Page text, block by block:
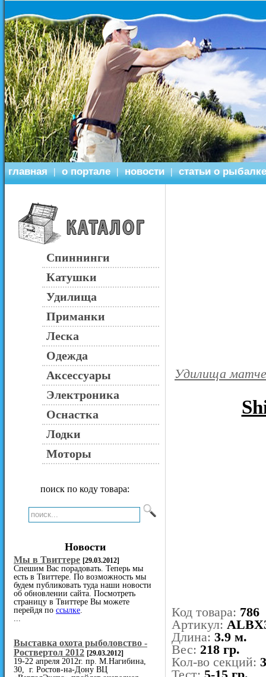
главная | о портале | новости | статьи о рыбалке
Спиннинги
Катушки
Удилища
Приманки
Леска
Одежда
Аксессуары
Электроника
Оснастка
Лодки
Моторы
поиск по коду товара:
Новости
Мы в Твиттере [29.03.2012]
Спешим Вас порадовать. Теперь мы
есть в Твиттере. По возможность мы
будем публиковать туда наши новости
об обновлении сайта. Посмотреть
страницу в Твиттере Вы можете
перейдя по ссылке
Выставка охота рыболовство -
Роствертол 2012 [29.03.2012]
19-22 апреля 2012г. пр. М.Нагибина,
30, г. Ростов-на-Дону ВЦ
Удилища
Код товара: 786
Артикул:
Длина: 3.9 м.
Вес: 218 гр.
Кол-во секций: 3